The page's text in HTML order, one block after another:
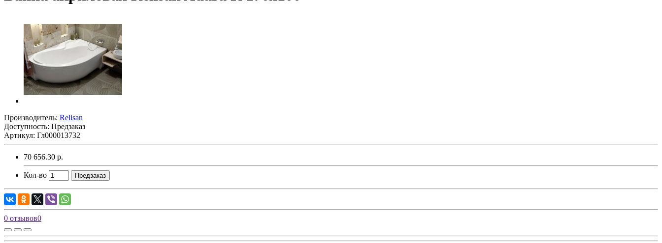
Производитель: Relisan
Доступность: Предзаказ
Артикул: Гл000013732
70 656.30 р.
Кол-во Предзаказ
0 отзывов0